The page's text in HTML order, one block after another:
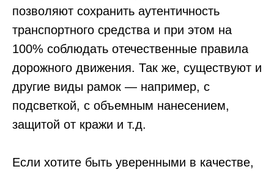
позволяют сохранить аутентичность
транспортного средства и при этом на
100% соблюдать отечественные правила
дорожного движения. Так же, существуют и
другие виды рамок — например, с
подсветкой, с объемным нанесением,
защитой от кражи и т.д.
Если хотите быть уверенными в качестве,